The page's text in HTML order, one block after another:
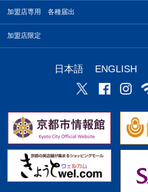
加盟店専用 各種届出
加盟店限定
日本語 ENGLISH